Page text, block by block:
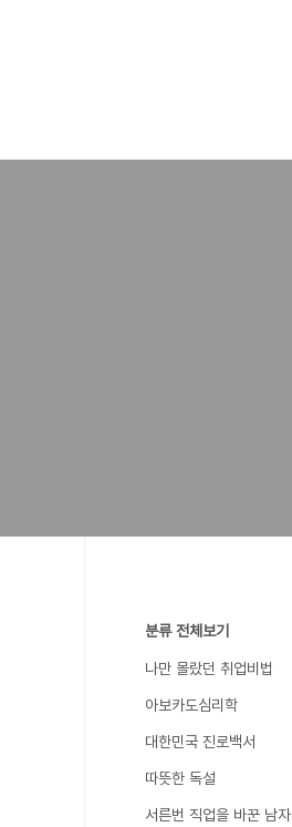
분류 전체보기
나만 몰랐던 취업비법
아보카도심리학
대한민국 진로백서
따뜻한 독설
서른번 직업을 바꾼 남자